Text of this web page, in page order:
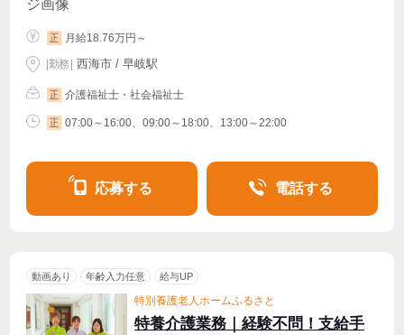
正 月給18.76万円～
|勤務 西海市 / 早岐駅
正 介護福祉士・社会福祉士
正 07:00～16:00、09:00～18:00、13:00～22:00
応募する 電話する
動画あり 年齢入力任意 給与UP
特別養護老人ホームふるさと
特養介護業務｜経験不問！支給手